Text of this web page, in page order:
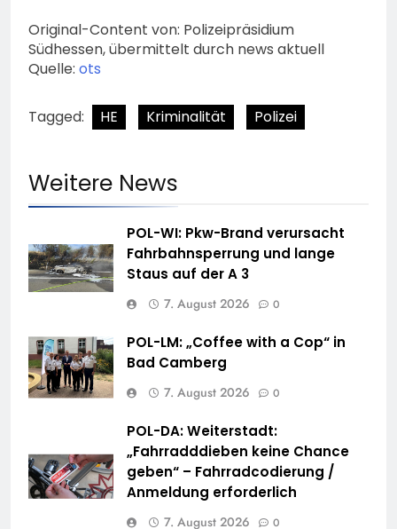
Original-Content von: Polizeipräsidium
Südhessen, übermittelt durch news aktuell
Quelle: ots
Tagged: HE Kriminalität Polizei
Weitere News
POL-WI: Pkw-Brand verursacht
Fahrbahnsperrung und lange
Staus auf der A 3
7. August 2026 0
POL-LM: „Coffee with a Cop“ in
Bad Camberg
7. August 2026 0
POL-DA: Weiterstadt:
„Fahrradddieben keine Chance
geben“ – Fahrradcodierung /
Anmeldung erforderlich
7. August 2026 0